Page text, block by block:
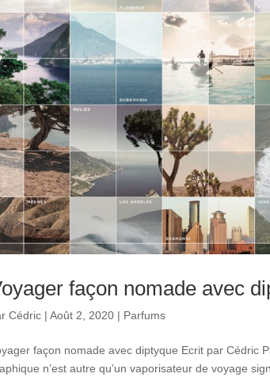
façon nomade avec
Cédric |Août 2, 2020 | Parfums
façon nomade avec diptyque Ecrit par Cédric
n’est autre qu’un vaporisateur de voyage